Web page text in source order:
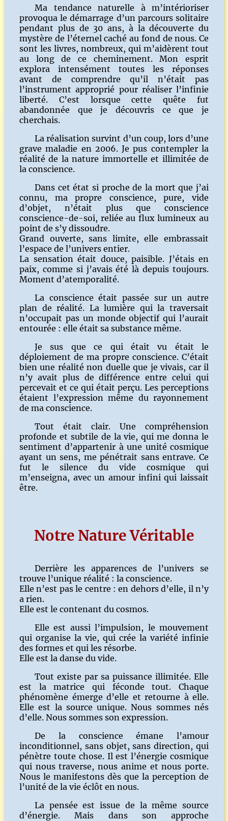
Ma tendance naturelle à m’intérioriser
provoqua le démarrage d’un parcours solitaire
pendant plus de 30 ans, à la découverte du
mystère de l’éternel caché au fond de nous. Ce
sont les livres, nombreux, qui m’aidèrent tout
au long de ce cheminement. Mon esprit
explora intensément toutes les réponses
avant de comprendre qu’il n’était pas
l’instrument approprié pour réaliser l’infinie
liberté. C’est lorsque cette quête fut
abandonnée que je découvris ce que je
cherchais.
La réalisation survint d’un coup, lors d’une
grave maladie en 2006. Je pus contempler la
réalité de la nature immortelle et illimitée de
la conscience.
Dans cet état si proche de la mort que j’ai
connu, ma propre conscience, pure, vide
d’objet, n’était plus que conscience
conscience-de-soi, reliée au flux lumineux au
point de s’y dissoudre.
Grand ouverte, sans limite, elle embrassait
l’espace de l’univers entier.
La sensation était douce, paisible. J’étais en
paix, comme si j’avais été là depuis toujours.
Moment d’atemporalité.
La conscience était passée sur un autre
plan de réalité. La lumière qui la traversait
n’occupait pas un monde objectif qui l’aurait
entourée : elle était sa substance même.
Je sus que ce qui était vu était le
déploiement de ma propre conscience. C’était
bien une réalité non duelle que je vivais, car il
n’y avait plus de différence entre celui qui
percevait et ce qui était perçu. Les perceptions
étaient l’expression même du rayonnement
de ma conscience.
Tout était clair. Une compréhension
profonde et subtile de la vie, qui me donna le
sentiment d’appartenir à une unité cosmique
ayant un sens, me pénétrait sans entrave. Ce
fut le silence du vide cosmique qui
m’enseigna, avec un amour infini qui laissait
être.
Notre Nature Véritable
Derrière les apparences de l’univers se
trouve l’unique réalité : la conscience.
Elle n’est pas le centre : en dehors d’elle, il n’y
a rien.
Elle est le contenant du cosmos.
Elle est aussi l’impulsion, le mouvement
qui organise la vie, qui crée la variété infinie
des formes et qui les résorbe.
Elle est la danse du vide.
Tout existe par sa puissance illimitée. Elle
est la matrice qui féconde tout. Chaque
phénomène émerge d’elle et retourne à elle.
Elle est la source unique. Nous sommes nés
d’elle. Nous sommes son expression.
De la conscience émane l’amour
inconditionnel, sans objet, sans direction, qui
pénètre toute chose. Il est l’énergie cosmique
qui nous traverse, nous anime et nous porte.
Nous le manifestons dès que la perception de
l’unité de la vie éclôt en nous.
La pensée est issue de la même source
d’énergie. Mais dans son approche